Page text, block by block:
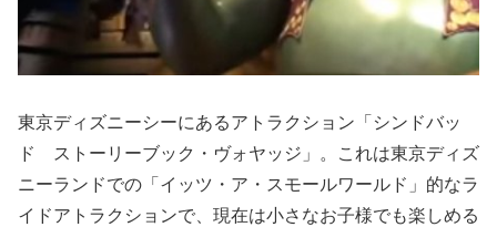
東京ディズニーシーにあるアトラクション「シンドバッ
ド ストーリーブック・ヴォヤッジ」。これは東京ディズ
ニーランドでの「イッツ・ア・スモールワールド」的なラ
イドアトラクションで、現在は小さなお子様でも楽しめる